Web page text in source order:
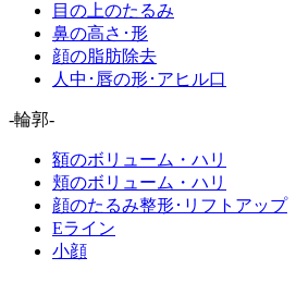
目の上のたるみ
鼻の高さ･形
顔の脂肪除去
人中･唇の形･アヒル口
-輪郭-
額のボリューム・ハリ
頬のボリューム・ハリ
顔のたるみ整形･リフトアップ
Eライン
小顔